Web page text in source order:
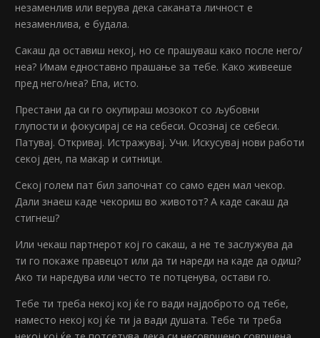
незаменлив или верува дека саканата личност е
незаменлива, е будала.
Сакаш да оставиш некој, но се прашуваш како после него/
неа? Имам едноставно прашање за тебе. Како живееше
пред него/неа? Епа, исто.
Престани да си го окупираш мозокот со љубовни
глупости и фокусирај се на себеси. Осознај се себеси.
Патувај. Откривај. Истражувај. Учи. Искусувај нови работи
секој ден, па макар и ситници.
Секој голем пат бил започнат со само еден мал чекор.
Дали знаеш каде чекориш во животот? А каде сакаш да
стигнеш?
Или чекаш партнерот кој го сакаш, а не те заслужува да
ти го покаже правецот или да ти нареди на каде да одиш?
Ако ти наредува или често те потценува, остави го.
Тебе ти треба некој кој ќе го вади најдоброто од тебе,
наместо некој кој ќе ти ја вади душата. Тебе ти треба